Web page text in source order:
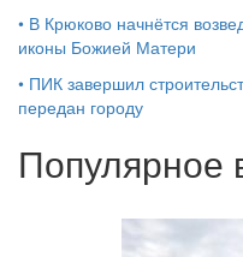
• В Крюково начнётся
иконы Божией Матери
• ПИК завершил
передан городу
Популярное